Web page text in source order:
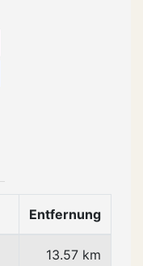
Entfernung
13.57 km